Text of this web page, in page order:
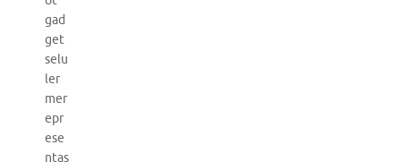
gad
get
selu
ler
mer
epr
ese
ntas